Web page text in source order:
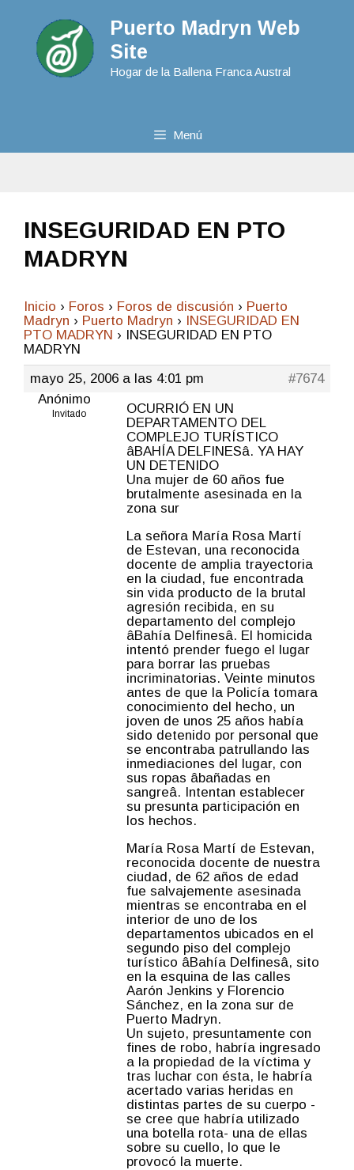
Puerto Madryn Web
Site
Hogar de la Ballena Franca Austral
Menú
INSEGURIDAD EN PTO
MADRYN
Inicio › Foros › Foros de discusión › Puerto
Madryn › Puerto Madryn › INSEGURIDAD EN
PTO MADRYN › INSEGURIDAD EN PTO
MADRYN
mayo 25, 2006 a las 4:01 pm
#7674
Anónimo
Invitado
OCURRIÓ EN UN
DEPARTAMENTO DEL
COMPLEJO TURÍSTICO
âBAHÍA DELFINESâ. YA HAY
UN DETENIDO
Una mujer de 60 años fue
brutalmente asesinada en la
zona sur
La señora María Rosa Martí
de Estevan, una reconocida
docente de amplia trayectoria
en la ciudad, fue encontrada
sin vida producto de la brutal
agresión recibida, en su
departamento del complejo
âBahía Delfinesâ. El homicida
intentó prender fuego el lugar
para borrar las pruebas
incriminatorias. Veinte minutos
antes de que la Policía tomara
conocimiento del hecho, un
joven de unos 25 años había
sido detenido por personal que
se encontraba patrullando las
inmediaciones del lugar, con
sus ropas âbañadas en
sangreâ. Intentan establecer
su presunta participación en
los hechos.
María Rosa Martí de Estevan,
reconocida docente de nuestra
ciudad, de 62 años de edad
fue salvajemente asesinada
mientras se encontraba en el
interior de uno de los
departamentos ubicados en el
segundo piso del complejo
turístico âBahía Delfinesâ, sito
en la esquina de las calles
Aarón Jenkins y Florencio
Sánchez, en la zona sur de
Puerto Madryn.
Un sujeto, presuntamente con
fines de robo, habría ingresado
a la propiedad de la víctima y
tras luchar con ésta, le habría
acertado varias heridas en
distintas partes de su cuerpo -
se cree que habría utilizado
una botella rota- una de ellas
sobre su cuello, lo que le
provocó la muerte.